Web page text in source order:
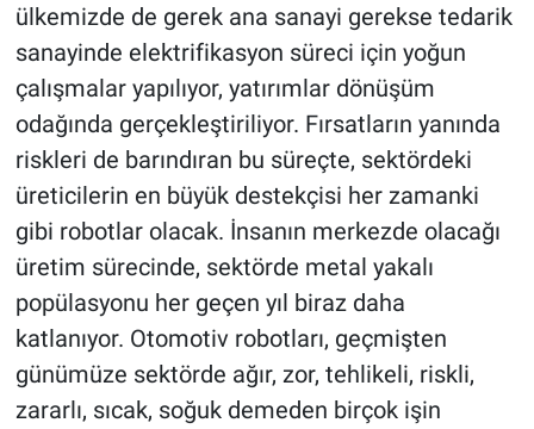
ülkemizde de gerek ana sanayi gerekse tedarik
sanayinde elektrifikasyon süreci için yoğun
çalışmalar yapılıyor, yatırımlar dönüşüm
odağında gerçekleştiriliyor. Fırsatların yanında
riskleri de barındıran bu süreçte, sektördeki
üreticilerin en büyük destekçisi her zamanki
gibi robotlar olacak. İnsanın merkezde olacağı
üretim sürecinde, sektörde metal yakalı
popülasyonu her geçen yıl biraz daha
katlanıyor. Otomotiv robotları, geçmişten
günümüze sektörde ağır, zor, tehlikeli, riskli,
zararlı, sıcak, soğuk demeden birçok işin